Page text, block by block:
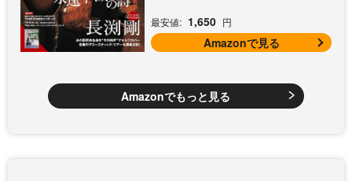
最安値: 1,650 円
Amazonで見る
Amazonでもっと見る